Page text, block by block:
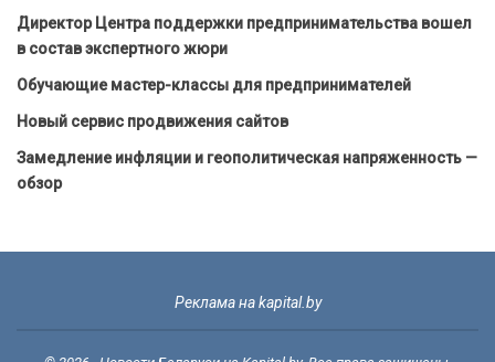
Директор Центра поддержки предпринимательства вошел
в состав экспертного жюри
Обучающие мастер-классы для предпринимателей
Новый сервис продвижения сайтов
Замедление инфляции и геополитическая напряженность —
обзор
Реклама на kapital.by